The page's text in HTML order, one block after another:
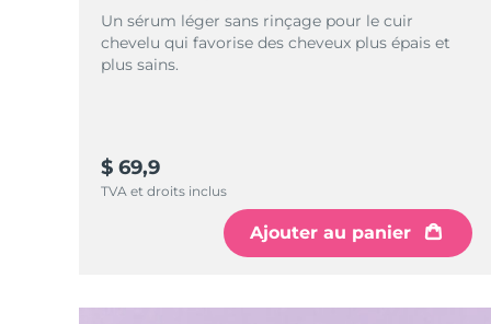
Un sérum léger sans rinçage pour le cuir
chevelu qui favorise des cheveux plus épais et
plus sains.
$ 69,9
TVA et droits inclus
Ajouter au panier
Soins de la peau KIWI™
Advanced pore care essentials
Serum
For healthy hair
issa™ Teeth Whitening Gel
18% PAP
FOREO APP